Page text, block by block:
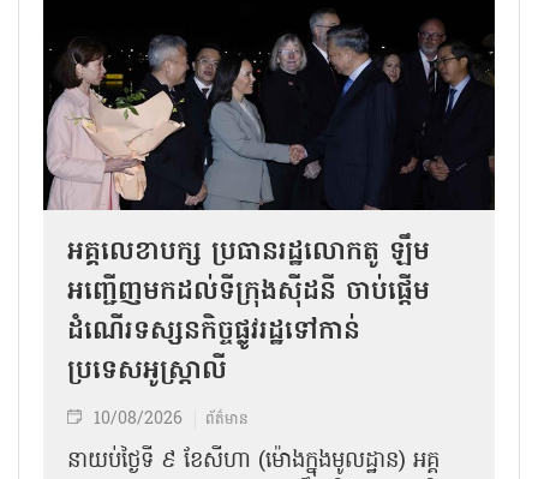
អគ្គលេខាបក្ស ប្រធានរដ្ឋលោកតូ ឡឹម
អញ្ជើញមកដល់ទីក្រុងស៊ីដនី ចាប់ផ្តើម
ដំណើរទស្សនកិច្ចផ្លូវរដ្ឋទៅកាន់
ប្រទេសអូស្ត្រាលី
10/08/2026 ព័ត៌មាន
នាយប់ថ្ងៃទី ៩ ខែសីហា (ម៉ោងក្នុងមូលដ្ឋាន) អគ្គ